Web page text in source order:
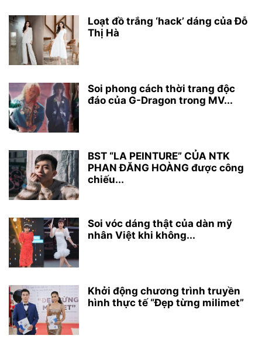
Loạt đồ trắng ‘hack’ dáng của Đỗ
Thị Hà
Soi phong cách thời trang độc
đáo của G-Dragon trong MV...
BST “LA PEINTURE” CỦA NTK
PHAN ĐĂNG HOÀNG được công
chiếu...
Soi vóc dáng thật của dàn mỹ
nhân Việt khi không...
Khởi động chương trình truyền
hình thực tế “Đẹp từng milimet”